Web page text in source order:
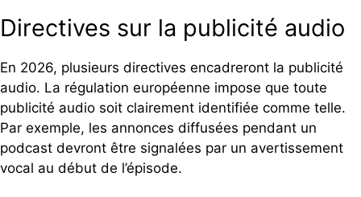
Directives sur la publicité audio
En 2026, plusieurs directives encadreront la publicité
audio. La régulation européenne impose que toute
publicité audio soit clairement identifiée comme telle.
Par exemple, les annonces diffusées pendant un
podcast devront être signalées par un avertissement
vocal au début de l’épisode.